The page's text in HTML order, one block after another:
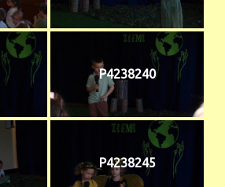
P4238240
P4238245